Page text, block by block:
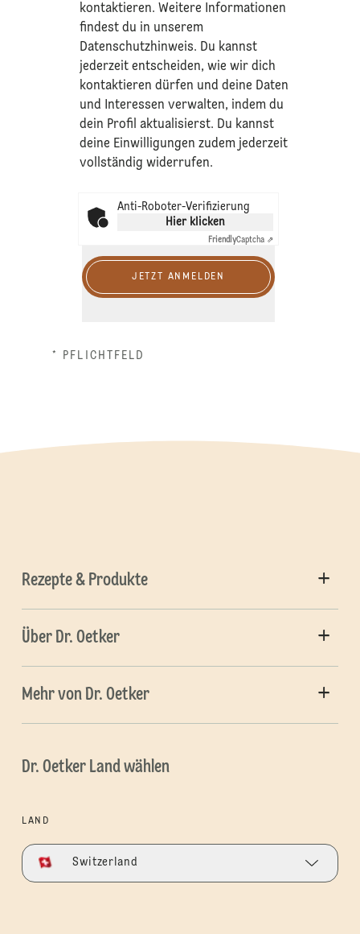
kontaktieren. Weitere Informationen
findest du in unserem
Datenschutzhinweis. Du kannst
jederzeit entscheiden, wie wir dich
kontaktieren dürfen und deine Daten
und Interessen verwalten, indem du
dein Profil aktualisierst. Du kannst
deine Einwilligungen zudem jederzeit
vollständig widerrufen.
Anti-Roboter-Verifizierung
Hier klicken
FriendlyCaptcha ⇗
JETZT ANMELDEN
* PFLICHTFELD
Rezepte & Produkte
Über Dr. Oetker
Mehr von Dr. Oetker
Dr. Oetker Land wählen
LAND
Switzerland